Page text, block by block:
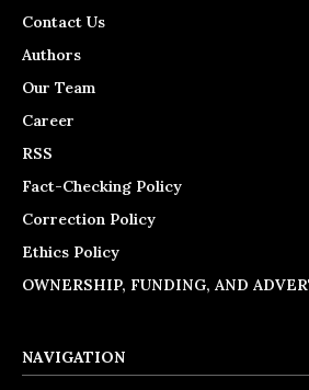
Contact Us
Authors
Our Team
Career
RSS
Fact-Checking Policy
Correction Policy
Ethics Policy
OWNERSHIP, FUNDING, AND
NAVIGATION